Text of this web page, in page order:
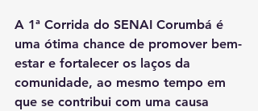
A 1ª Corrida do SENAI Corumbá é
uma ótima chance de promover bem-
estar e fortalecer os laços da
comunidade, ao mesmo tempo em
que se contribui com uma causa